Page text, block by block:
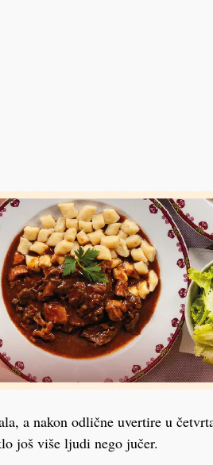
a nakon odlične uvertire u
još više ljudi nego jučer.